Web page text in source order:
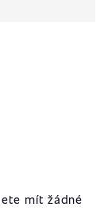
mít žádné